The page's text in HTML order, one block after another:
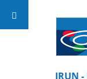
IRUN -